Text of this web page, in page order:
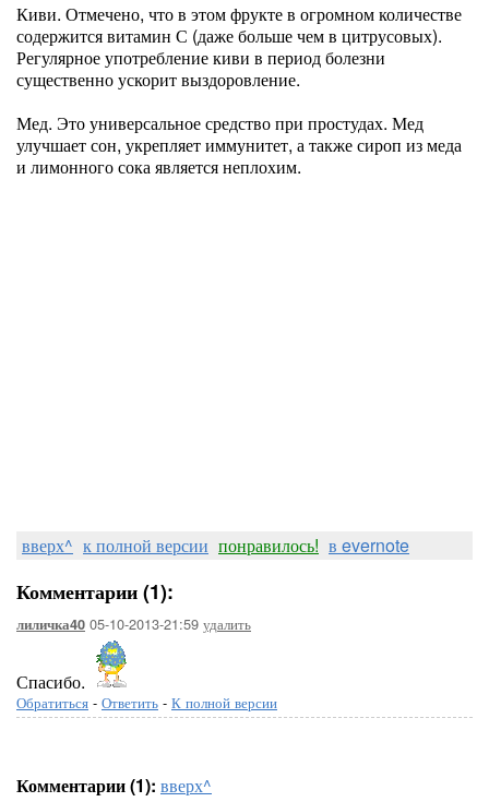
Киви. Отмечено, что в этом фрукте в огромном количестве
содержится витамин С (даже больше чем в цитрусовых).
Регулярное употребление киви в период болезни
существенно ускорит выздоровление.
Мед. Это универсальное средство при простудах. Мед
улучшает сон, укрепляет иммунитет, а также сироп из меда
и лимонного сока является неплохим.
вверх^ к полной версии понравилось! в evernote
Комментарии (1):
лиличка40 05-10-2013-21:59 удалить
Спасибо.
Обратиться - Ответить - К полной версии
Комментарии (1): вверх^